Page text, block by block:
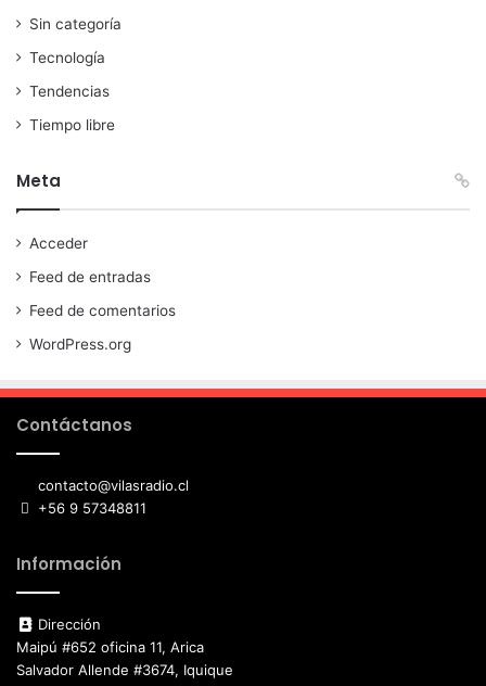
Sin categoría
Tecnología
Tendencias
Tiempo libre
Meta
Acceder
Feed de entradas
Feed de comentarios
WordPress.org
Contáctanos
contacto@vilasradio.cl
+56 9 57348811
Información
Dirección
Maipú #652 oficina 11, Arica
Salvador Allende #3674, Iquique